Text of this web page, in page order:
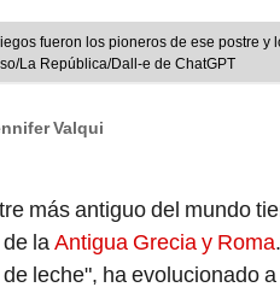
fueron los pioneros de ese postre
La República/Dall-e de ChatGPT
Valqui
más antiguo del mundo
laAntigua Grecia y Roma
leche", ha evolucionado